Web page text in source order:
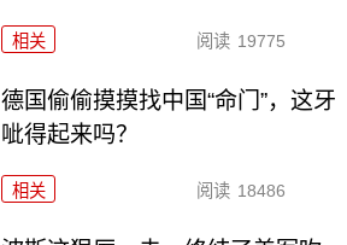
相关 阅读 19775
德国偷偷摸摸找中国“命门”，这牙
呲得起来吗？
相关 阅读 18486